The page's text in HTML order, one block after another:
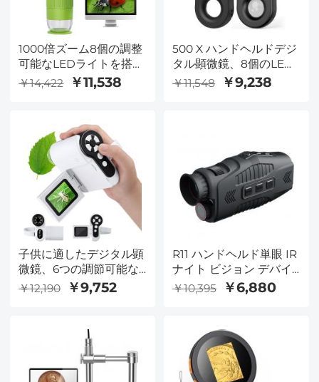
1000倍ズーム8個の調整
可能なLEDライトを搭載
したポータブルミニ顕微
鏡、PC対応
￥14,422 ￥11,538
500 X ハンドヘルドデジ
タル顕微鏡、8個のLED
付き、2インチIPSスクリ
ーンPC対応
￥11,548 ￥9,238
子供に適したデジタル顕
微鏡、6つの調節可能な
LEDランプを持つ1000 X
段階子供顕微鏡、2イン
ル顕微鏡、8-12歳の子供
に適したUSB-PC、32
GB SDカード、
￥12,190 ￥9,752
R11 ハンドヘルド単眼 IR
ナイト ビジョン デバイ
スは、5 倍のデジタル ズ
ームと 7 レベルの調整可
り、狩猟、野生生物の監
視、100% の暗闇での荒
野の探索に使用できま
す。
￥10,395 ￥6,880